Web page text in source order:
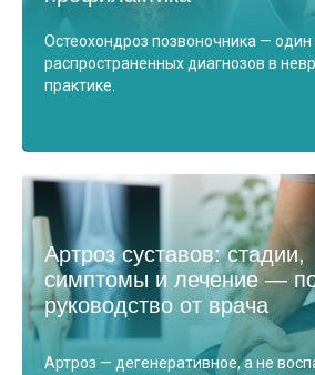
Остеохондроз позвоночника —
распространенных диагнозов в
практике.
Артроз суставов: стадии,
симптомы и лечение —
руководство от врача
Артроз — дегенеративное, а не